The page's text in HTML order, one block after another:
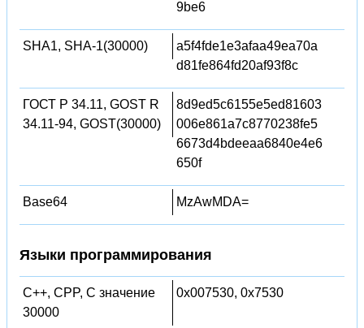
9be6
SHA1, SHA-1(30000)
a5f4fde1e3afaa49ea70a
d81fe864fd20af93f8c
ГОСТ Р 34.11, GOST R
34.11-94, GOST(30000)
8d9ed5c6155e5ed81603
006e861a7c8770238fe5
6673d4bdeeaa6840e4e6
650f
Base64 MzAwMDA=
Языки программирования
C++, CPP, C значение
30000
0x007530, 0x7530